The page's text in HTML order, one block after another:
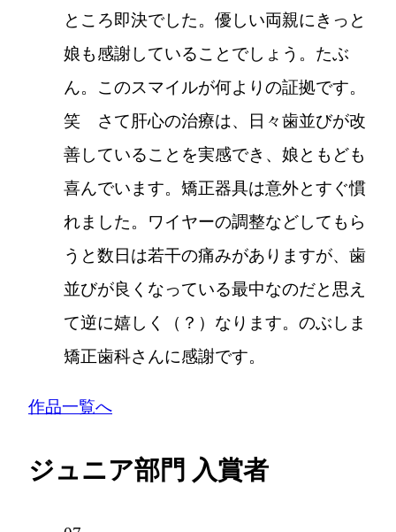
ところ即決でした。優しい両親にきっと
娘も感謝していることでしょう。たぶ
ん。このスマイルが何よりの証拠です。
笑 さて肝心の治療は、日々歯並びが改
善していることを実感でき、娘ともども
喜んでいます。矯正器具は意外とすぐ慣
れました。ワイヤーの調整などしてもら
うと数日は若干の痛みがありますが、歯
並びが良くなっている最中なのだと思え
て逆に嬉しく（？）なります。のぶしま
矯正歯科さんに感謝です。
作品一覧へ
ジュニア部門 入賞者